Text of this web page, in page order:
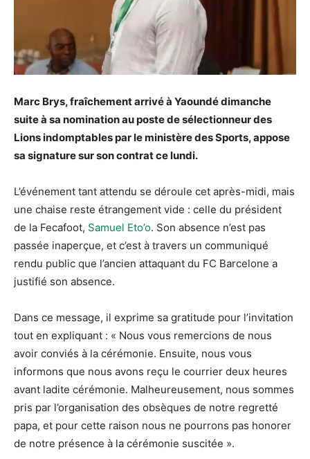
Marc Brys, fraîchement arrivé à Yaoundé dimanche
suite à sa nomination au poste de sélectionneur des
Lions indomptables par le ministère des Sports, appose
sa signature sur son contrat ce lundi.
L’événement tant attendu se déroule cet après-midi, mais
une chaise reste étrangement vide : celle du président
de la Fecafoot, Samuel Eto’o. Son absence n’est pas
passée inaperçue, et c’est à travers un communiqué
rendu public que l’ancien attaquant du FC Barcelone a
justifié son absence.
Dans ce message, il exprime sa gratitude pour l’invitation
tout en expliquant : « Nous vous remercions de nous
avoir conviés à la cérémonie. Ensuite, nous vous
informons que nous avons reçu le courrier deux heures
avant ladite cérémonie. Malheureusement, nous sommes
pris par l’organisation des obsèques de notre regretté
papa, et pour cette raison nous ne pourrons pas honorer
de notre présence à la cérémonie suscitée ».